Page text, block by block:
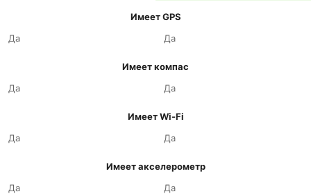
Имеет GPS
Да
Да
Имеет компас
Да
Да
Имеет Wi-Fi
Да
Да
Имеет акселерометр
Да
Да